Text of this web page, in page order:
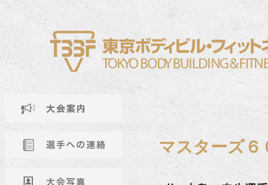
マスターズ６